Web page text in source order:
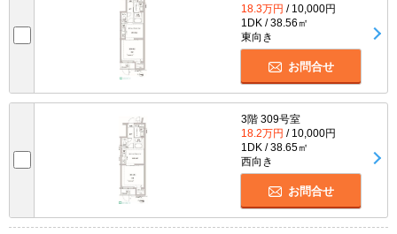
18.3万円 / 10,000円
1DK / 38.56㎡
東向き
お問合せ
3階 309号室
18.2万円 / 10,000円
1DK / 38.65㎡
西向き
お問合せ